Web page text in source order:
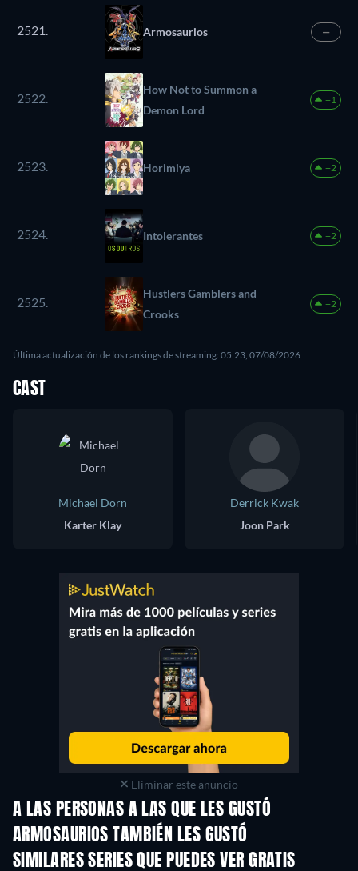
2521. Armosaurios —
2522.
How Not to Summon a
Demon Lord
+1
2523. Horimiya +2
2524. Intolerantes +2
2525.
Hustlers Gamblers and
Crooks
+2
Última actualización de los rankings de streaming: 05:23, 07/08/2026
CAST
Michael Dorn
Karter Klay
Derrick Kwak
Joon Park
Eliminar este anuncio
A LAS PERSONAS A LAS QUE LES GUSTÓ
ARMOSAURIOS TAMBIÉN LES GUSTÓ
SIMILARES SERIES QUE PUEDES VER GRATIS
TV TV